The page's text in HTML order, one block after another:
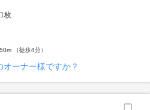
1枚
（徒歩4分）
オーナー様ですか？